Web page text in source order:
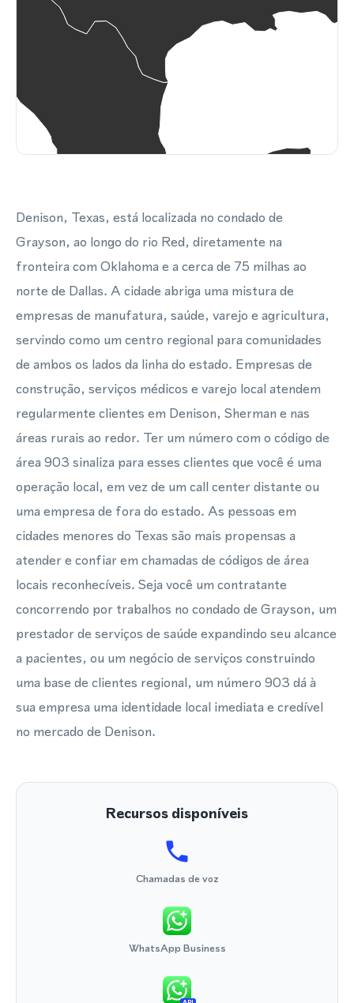
Denison, Texas, está localizada no condado de
Grayson, ao longo do rio Red, diretamente na
fronteira com Oklahoma e a cerca de 75 milhas ao
norte de Dallas. A cidade abriga uma mistura de
empresas de manufatura, saúde, varejo e agricultura,
servindo como um centro regional para comunidades
de ambos os lados da linha do estado. Empresas de
construção, serviços médicos e varejo local atendem
regularmente clientes em Denison, Sherman e nas
áreas rurais ao redor. Ter um número com o código de
área 903 sinaliza para esses clientes que você é uma
operação local, em vez de um call center distante ou
uma empresa de fora do estado. As pessoas em
cidades menores do Texas são mais propensas a
atender e confiar em chamadas de códigos de área
locais reconhecíveis. Seja você um contratante
concorrendo por trabalhos no condado de Grayson, um
prestador de serviços de saúde expandindo seu alcance
a pacientes, ou um negócio de serviços construindo
uma base de clientes regional, um número 903 dá à
sua empresa uma identidade local imediata e credível
no mercado de Denison.
Recursos disponíveis
Chamadas de voz
WhatsApp Business